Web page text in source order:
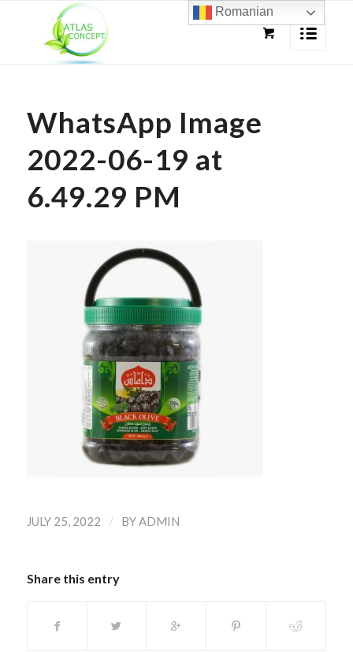
WhatsApp Image
2022-06-19 at
6.49.29 PM
JULY 25, 2022 / BYADMIN
Share this entry
Romanian